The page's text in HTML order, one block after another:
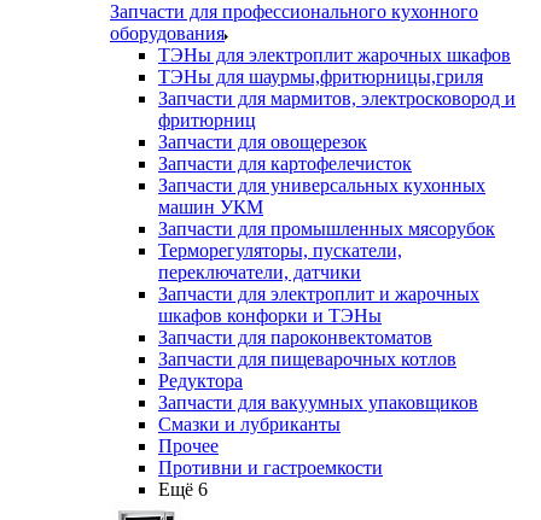
Запчасти для профессионального кухонного
оборудования
ТЭНы для электроплит жарочных шкафов
ТЭНы для шаурмы,фритюрницы,гриля
Запчасти для мармитов, электросковород и
фритюрниц
Запчасти для овощерезок
Запчасти для картофелечисток
Запчасти для универсальных кухонных
машин УКМ
Запчасти для промышленных мясорубок
Терморегуляторы, пускатели,
переключатели, датчики
Запчасти для электроплит и жарочных
шкафов конфорки и ТЭНы
Запчасти для пароконвектоматов
Запчасти для пищеварочных котлов
Редуктора
Запчасти для вакуумных упаковщиков
Смазки и лубриканты
Прочее
Противни и гастроемкости
Ещё 6